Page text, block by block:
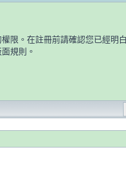
限。在註冊前請確認您已經明白
規則。